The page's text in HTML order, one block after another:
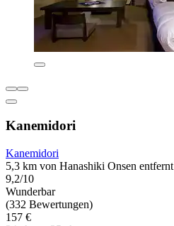
Kanemidori
Kanemidori
5,3 km von Hanashiki Onsen entfernt
9,2/10
Wunderbar
(332 Bewertungen)
157 €